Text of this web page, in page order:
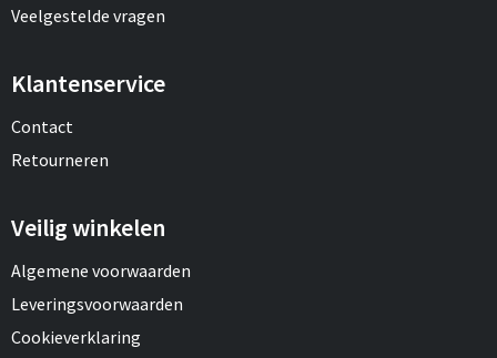
Veelgestelde vragen
Klantenservice
Contact
Retourneren
Veilig winkelen
Algemene voorwaarden
Leveringsvoorwaarden
Cookieverklaring